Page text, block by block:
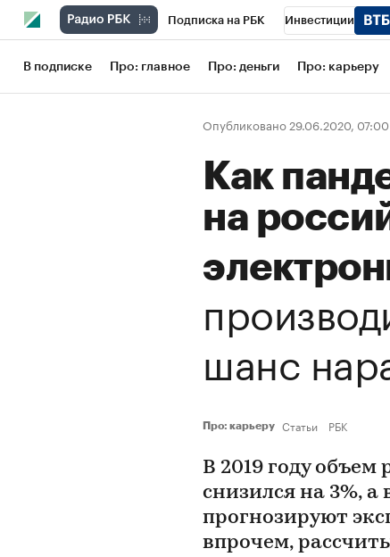
Подписка на РБК Инвестиции
Школа управления РБК РБК
Рынок наличной валюты
В подписке Про: главное Про: деньги Про: карьеру
Опубликовано 29.06.2020, 07:00
Как
на
шанс
Про: карьеру Статьи РБК
В 2019 году
снизился на 3%, а
прогнозируют
впрочем,